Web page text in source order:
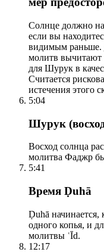
Солнце должно
если вы
видимым раньше.
молитв вычитают
для Шурук в
Считается
истечения этого
5:04
Шурук
Восход солнца
молитва Фаджр
5:41
Время Ḍuhā
Ḍuhā начинается,
одного копья, и
молитвы ʿĪd.
12:17